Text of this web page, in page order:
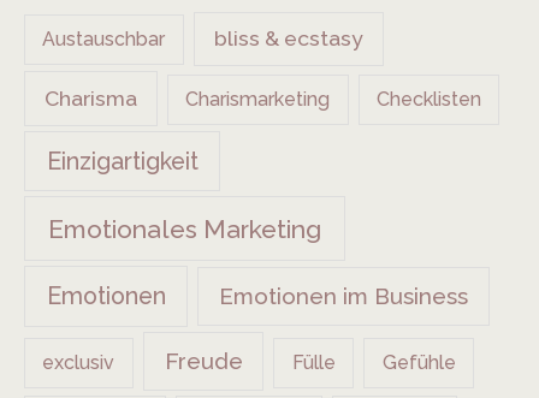
Austauschbar bliss & ecstasy
Charisma Charismarketing Checklisten
Einzigartigkeit
Emotionales Marketing
Emotionen Emotionen im Business
exclusiv Freude Fülle Gefühle